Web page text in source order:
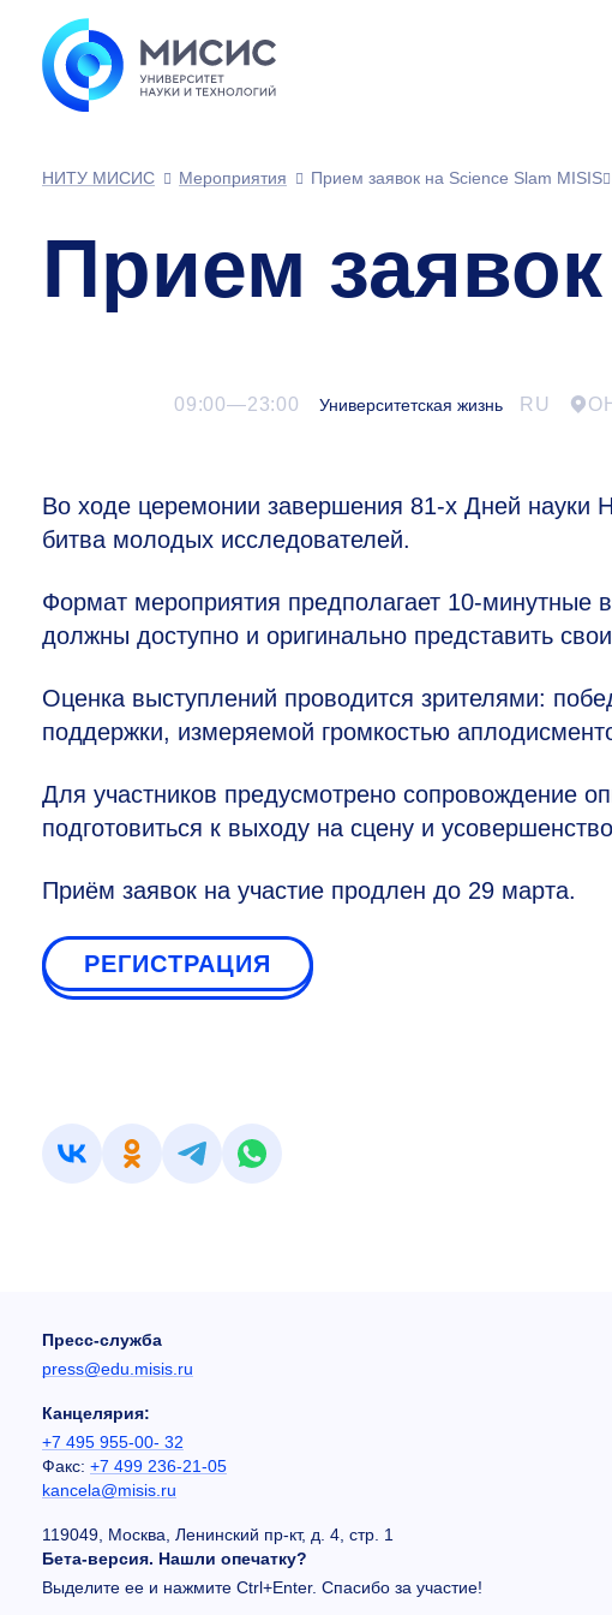
НИТУ МИСИС Мероприятия Прием заявок на Science Slam MISIS
Прием
09:00—23:00 Университетская жизнь RU
Во ходе церемонии завершения 81-х Дней науки
битва молодых исследователей.
Формат мероприятия предполагает 10-минутные
должны доступно и оригинально представить
Оценка выступлений проводится зрителями:
поддержки, измеряемой громкостью
Для участников предусмотрено сопровождение
подготовиться к выходу на сцену и
Приём заявок на участие продлен до 29 марта.
РЕГИСТРАЦИЯ
Пресс-служба
press@edu.misis.ru
Канцелярия:
+7 495 955-00- 32
Факс: +7 499 236-21-05
kancela@misis.ru
119049, Москва, Ленинский пр-кт, д. 4, стр. 1
Бета-версия. Нашли опечатку?
Выделите ее и нажмите Ctrl+Enter. Спасибо за участие!